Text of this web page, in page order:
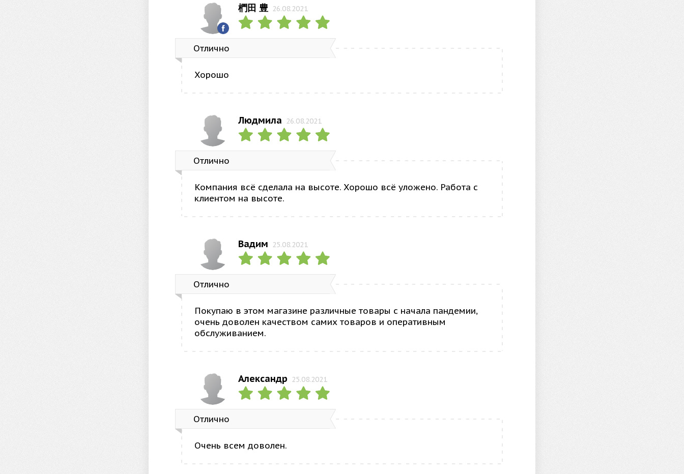
椚田 豊 26.08.2021
Отлично
Хорошо
Людмила 26.08.2021
Отлично
Компания всё сделала на высоте. Хорошо всё уложено. Работа с
клиентом на высоте.
Вадим 25.08.2021
Отлично
Покупаю в этом магазине различные товары с начала пандемии,
очень доволен качеством самих товаров и оперативным
обслуживанием.
Александр 25.08.2021
Отлично
Очень всем доволен.